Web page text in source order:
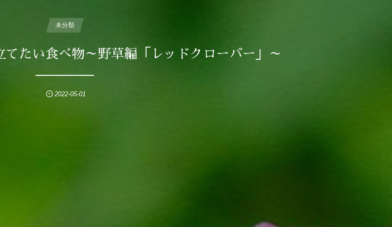
未分類
たい食べ物～野草編「レッドクローバー」～
2022-05-01